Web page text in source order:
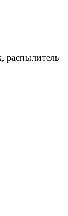
распылитель